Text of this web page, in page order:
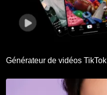
Générateur de vidéos TikTok